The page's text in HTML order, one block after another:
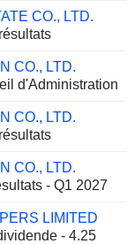
CO., LTD.
CO., LTD.
d'Administration
CO., LTD.
CO., LTD.
- Q1 2027
LIMITED
- 4.25